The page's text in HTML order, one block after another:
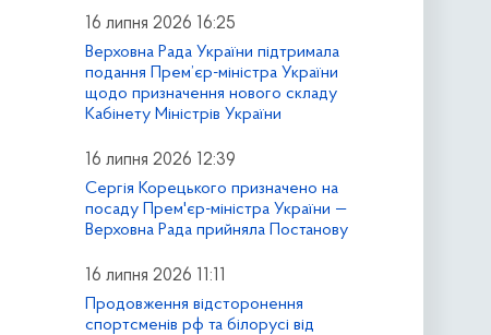
16 липня 2026 16:25
Верховна Рада України підтримала
подання Прем’єр-міністра України
щодо призначення нового складу
Кабінету Міністрів України
16 липня 2026 12:39
Сергія Корецького призначено на
посаду Прем'єр-міністра України —
Верховна Рада прийняла Постанову
16 липня 2026 11:11
Продовження відсторонення
спортсменів рф та білорусі від